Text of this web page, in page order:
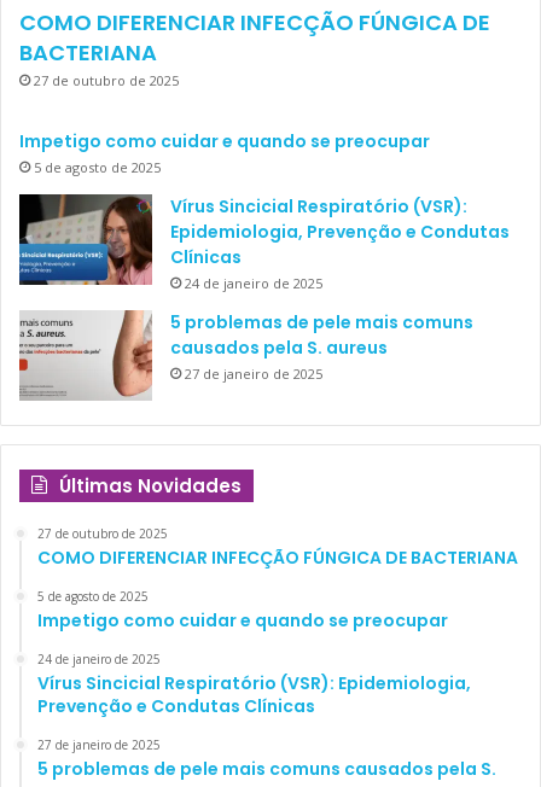
COMO DIFERENCIAR INFECÇÃO FÚNGICA DE
BACTERIANA
27 de outubro de 2025
Impetigo como cuidar e quando se preocupar
5 de agosto de 2025
Vírus Sincicial Respiratório (VSR):
Epidemiologia, Prevenção e Condutas
Clínicas
24 de janeiro de 2025
5 problemas de pele mais comuns
causados pela S. aureus
27 de janeiro de 2025
Últimas Novidades
27 de outubro de 2025
COMO DIFERENCIAR INFECÇÃO FÚNGICA DE BACTERIANA
5 de agosto de 2025
Impetigo como cuidar e quando se preocupar
24 de janeiro de 2025
Vírus Sincicial Respiratório (VSR): Epidemiologia,
Prevenção e Condutas Clínicas
27 de janeiro de 2025
5 problemas de pele mais comuns causados pela S.